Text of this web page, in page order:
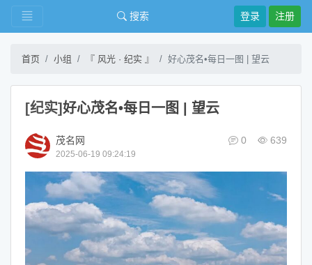
搜索 登录 注册
首页 小组 『 风光 · 纪实 』 好心茂名•每日一图 | 望云
[纪实]好心茂名•每日一图 | 望云
茂名网
2025-06-19 09:24:19
0 639